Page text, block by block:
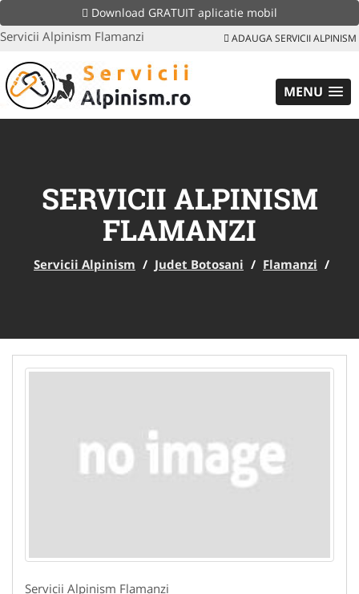
Download GRATUIT aplicatie mobil
Servicii Alpinism Flamanzi ADAUGA SERVICII ALPINISM
MENU
SERVICII ALPINISM
FLAMANZI
Servicii Alpinism / Judet Botosani / Flamanzi /
Servicii Alpinism Flamanzi